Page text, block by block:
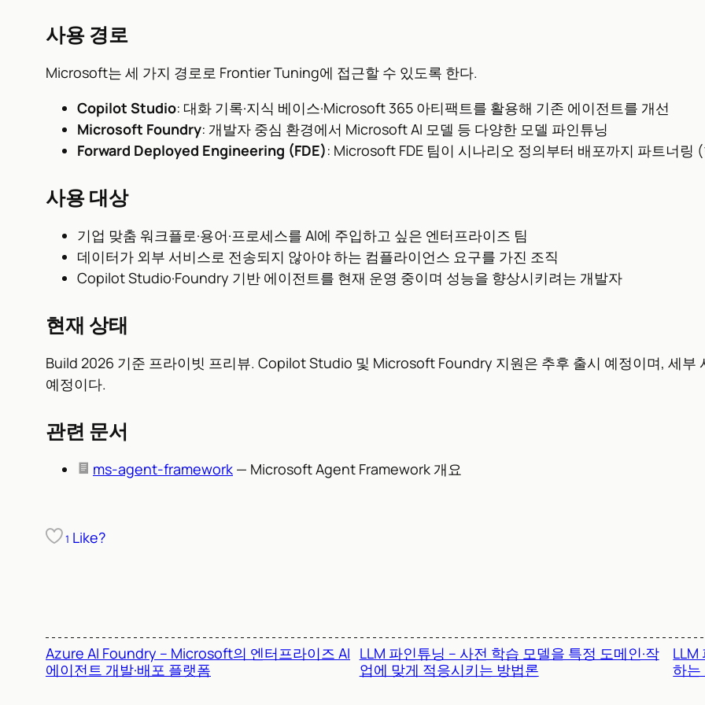
사용 경로
Microsoft는 세 가지 경로로 Frontier Tuning에 접근할 수 있도록 한다.
Copilot Studio: 대화 기록·지식 베이스·Microsoft 365 아티팩트를 활용해 기존 에이전트를 개선
Microsoft Foundry: 개발자 중심 환경에서 Microsoft AI 모델 등 다양한 모델 파인튜닝
Forward Deployed Engineering (FDE): Microsoft FDE 팀이 시나리오 정의부터 배포까지 파트너링
사용 대상
기업 맞춤 워크플로·용어·프로세스를 AI에 주입하고 싶은 엔터프라이즈 팀
데이터가 외부 서비스로 전송되지 않아야 하는 컴플라이언스 요구를 가진 조직
Copilot Studio·Foundry 기반 에이전트를 현재 운영 중이며 성능을 향상시키려는 개발자
현재 상태
Build 2026 기준 프라이빗 프리뷰. Copilot Studio 및 Microsoft Foundry 지원은 추후 출시 예정이며, 세부
예정이다.
관련 문서
ms-agent-framework — Microsoft Agent Framework 개요
1 Like?
Azure AI Foundry – Microsoft의 엔터프라이즈 AI
에이전트 개발·배포 플랫폼
LLM 파인튜닝 – 사전 학습 모델을 특정 도메인·작
업에 맞게 적응시키는 방법론
LLM
하는